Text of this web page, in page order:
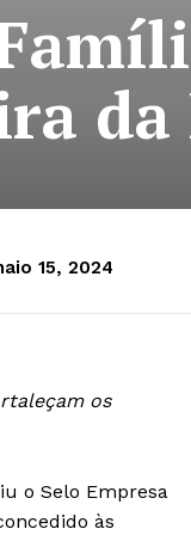
15, 2024
os
o Selo Empresa
às